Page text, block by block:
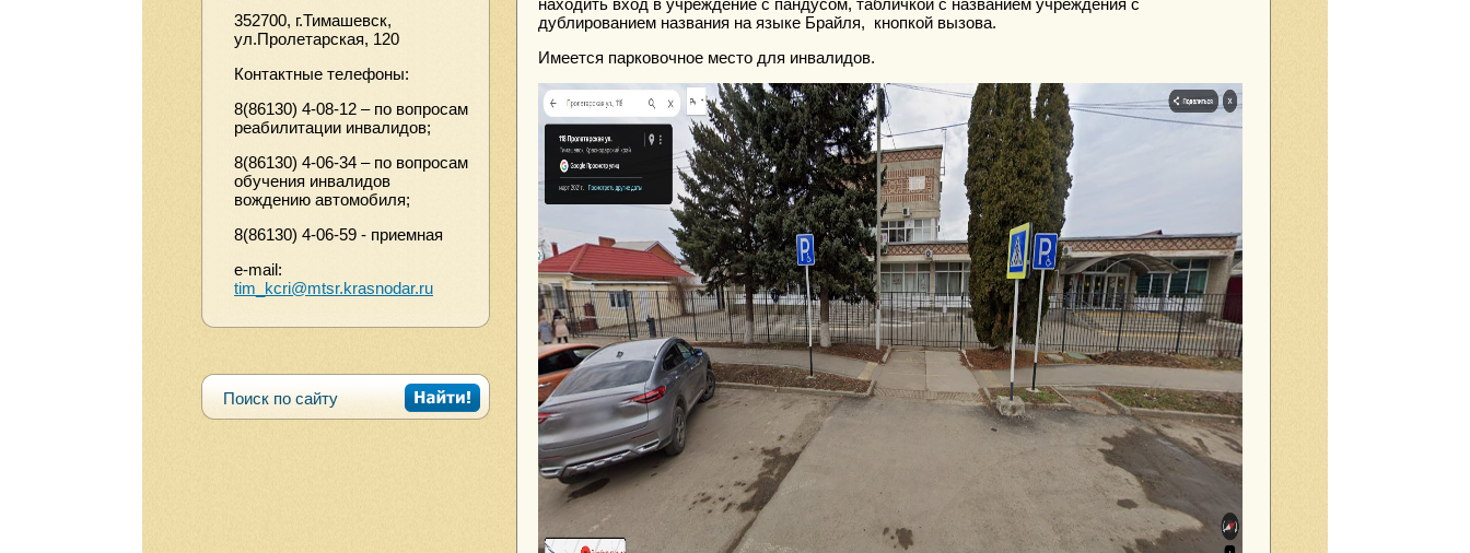
352700, г.Тимашевск,
ул.Пролетарская, 120
Контактные телефоны:
8(86130) 4-08-12 – по вопросам
реабилитации инвалидов;
8(86130) 4-06-34 – по вопросам
обучения инвалидов
вождению автомобиля;
8(86130) 4-06-59 - приемная
e-mail:
tim_kcri@mtsr.krasnodar.ru
дублированием названия на языке Брайля, кнопкой вызова.
Имеется парковочное место для инвалидов.